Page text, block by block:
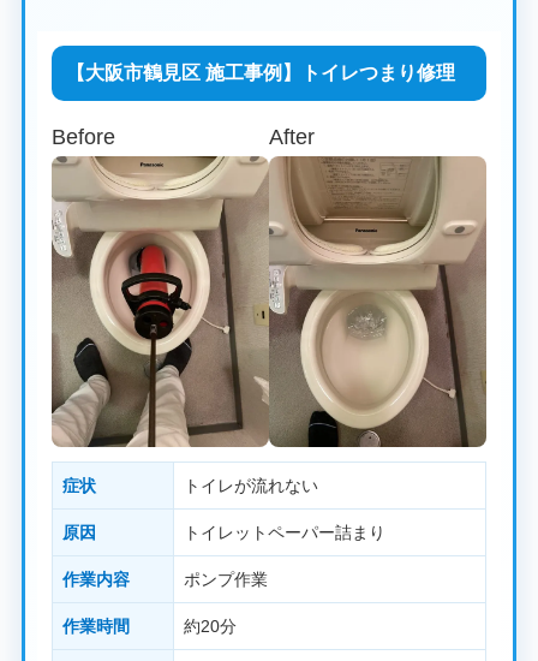
【大阪市鶴見区 施工事例】トイレつまり修理
Before After
症状 トイレが流れない
原因 トイレットペーパー詰まり
作業内容 ポンプ作業
作業時間 約20分